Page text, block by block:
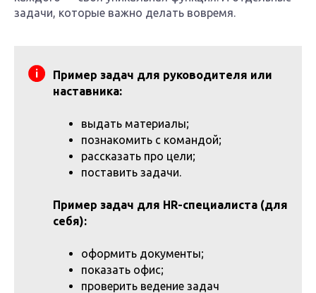
задачи, которые важно делать вовремя.
Пример задач для руководителя или
наставника:
выдать материалы;
познакомить с командой;
рассказать про цели;
поставить задачи.
Пример задач для HR-специалиста (для
себя):
оформить документы;
показать офис;
проверить ведение задач